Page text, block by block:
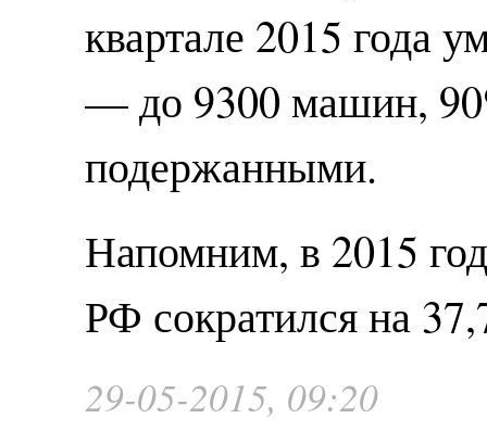
квартале 2015 года
— до 9300 машин,
подержанными.
Напомним, в 2015
РФ сократился на
29-05-2015, 09:20